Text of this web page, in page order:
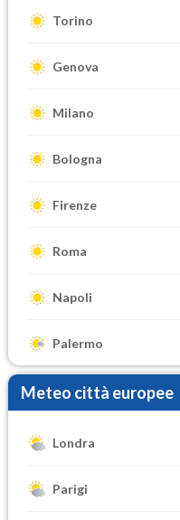
Torino
Genova
Milano
Bologna
Firenze
Roma
Napoli
Palermo
Meteo città europee
Londra
Parigi